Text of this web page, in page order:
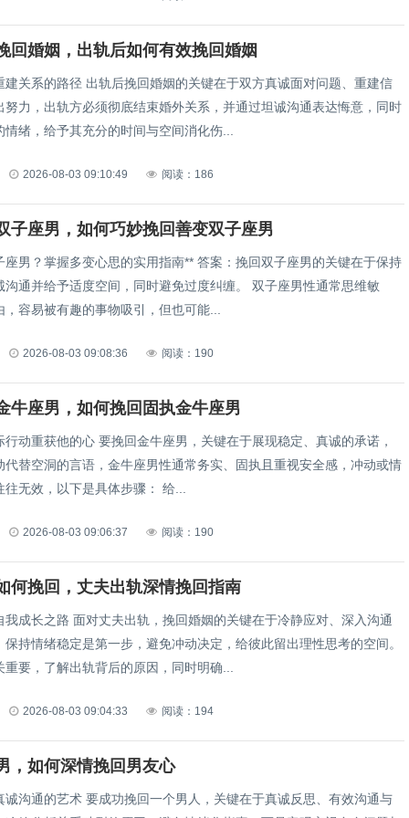
回婚姻，出轨后如何有效挽回婚姻
建关系的路径 出轨后挽回婚姻的关键在于双方真诚面对问题、重建信
努力，出轨方必须彻底结束婚外关系，并通过坦诚沟通表达悔意，同时
绪，给予其充分的时间与空间消化伤...
2026-08-03 09:10:49 阅读：186
子座男，如何巧妙挽回善变双子座男
座男？掌握多变心思的实用指南** 答案：挽回双子座男的关键在于保持
沟通并给予适度空间，同时避免过度纠缠。 双子座男性通常思维敏
容易被有趣的事物吸引，但也可能...
2026-08-03 09:08:36 阅读：190
牛座男，如何挽回固执金牛座男
行动重获他的心 要挽回金牛座男，关键在于展现稳定、真诚的承诺，
代替空洞的言语，金牛座男性通常务实、固执且重视安全感，冲动或情
绪化的方式往往无效，以下是具体步骤： 给...
2026-08-03 09:06:37 阅读：190
何挽回，丈夫出轨深情挽回指南
我成长之路 面对丈夫出轨，挽回婚姻的关键在于冷静应对、深入沟通
保持情绪稳定是第一步，避免冲动决定，给彼此留出理性思考的空间。
要，了解出轨背后的原因，同时明确...
2026-08-03 09:04:33 阅读：194
，如何深情挽回男友心
诚沟通的艺术 要成功挽回一个男人，关键在于真诚反思、有效沟通与